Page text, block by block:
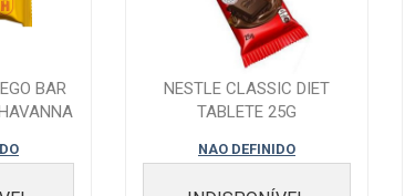
BAR
NESTLE CLASSIC DIET
TABLETE 25G
NAO DEFINIDO